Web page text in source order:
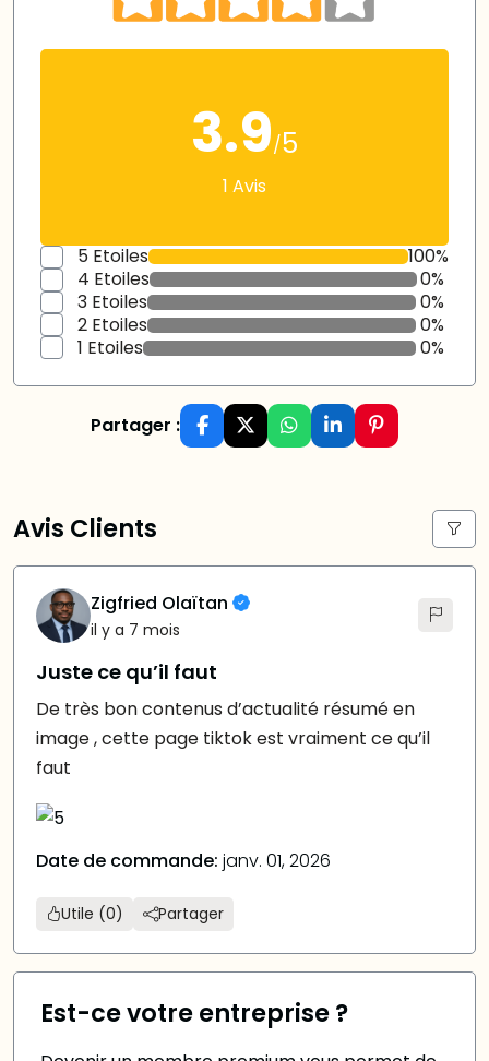
3.9/5
1 Avis
5 Etoiles
100%
4 Etoiles
0%
3 Etoiles
0%
2 Etoiles
0%
1 Etoiles
0%
Partager :
Avis Clients
Zigfried Olaïtan
il y a 7 mois
Juste ce qu’il faut
De très bon contenus d’actualité résumé en
image , cette page tiktok est vraiment ce qu’il
faut
Date de commande: janv. 01, 2026
Utile (0) Partager
Est-ce votre entreprise ?